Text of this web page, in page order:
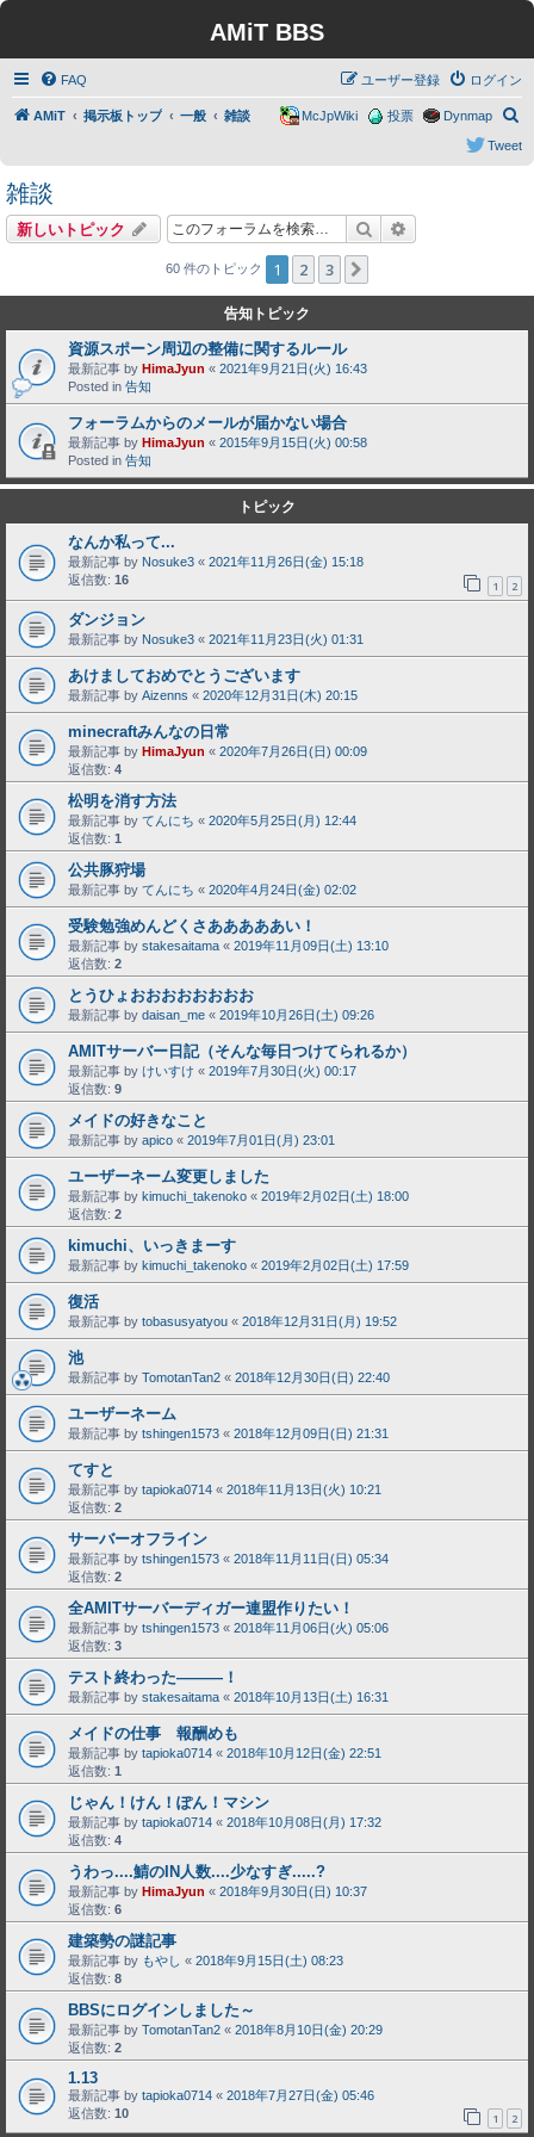
AMiT BBS
FAQ ログイン
ユーザー登録
AMiT 掲示板トップ 一般 雑談
索
Dynmap
投票
McJpWiki
Tweet
雑談
新しいトピック 検索
60 件のトピック 1 2 3
告知トピック
資源スポーン周辺の整備に関するルール
最新記事 by HimaJyun « 2021年9月21日(火) 16:43
Posted in 告知
フォーラムからのメールが届かない場合
最新記事 by HimaJyun « 2015年9月15日(火) 00:58
Posted in 告知
トピック
なんか私って...
最新記事 by Nosuke3 « 2021年11月26日(金) 15:18
返信数: 16 1 2
ダンジョン
最新記事 by Nosuke3 « 2021年11月23日(火) 01:31
あけましておめでとうございます
最新記事 by Aizenns « 2020年12月31日(木) 20:15
minecraftみんなの日常
最新記事 by HimaJyun « 2020年7月26日(日) 00:09
返信数: 4
松明を消す方法
最新記事 by てんにち « 2020年5月25日(月) 12:44
返信数: 1
公共豚狩場
最新記事 by てんにち « 2020年4月24日(金) 02:02
受験勉強めんどくさあああああい！
最新記事 by stakesaitama « 2019年11月09日(土) 13:10
返信数: 2
とうひょおおおおおおおお
最新記事 by daisan_me « 2019年10月26日(土) 09:26
AMITサーバー日記（そんな毎日つけてられるか）
最新記事 by けいすけ « 2019年7月30日(火) 00:17
返信数: 9
メイドの好きなこと
最新記事 by apico « 2019年7月01日(月) 23:01
ユーザーネーム変更しました
最新記事 by kimuchi_takenoko « 2019年2月02日(土) 18:00
返信数: 2
kimuchi、いっきまーす
最新記事 by kimuchi_takenoko « 2019年2月02日(土) 17:59
復活
最新記事 by tobasusyatyou « 2018年12月31日(月) 19:52
池
最新記事 by TomotanTan2 « 2018年12月30日(日) 22:40
ユーザーネーム
最新記事 by tshingen1573 « 2018年12月09日(日) 21:31
てすと
最新記事 by tapioka0714 « 2018年11月13日(火) 10:21
返信数: 2
サーバーオフライン
最新記事 by tshingen1573 « 2018年11月11日(日) 05:34
返信数: 2
全AMITサーバーディガー連盟作りたい！
最新記事 by tshingen1573 « 2018年11月06日(火) 05:06
返信数: 3
テスト終わった―――！
最新記事 by stakesaitama « 2018年10月13日(土) 16:31
メイドの仕事 報酬めも
最新記事 by tapioka0714 « 2018年10月12日(金) 22:51
返信数: 1
じゃん！けん！ぽん！マシン
最新記事 by tapioka0714 « 2018年10月08日(月) 17:32
返信数: 4
うわっ....鯖のIN人数....少なすぎ.....?
最新記事 by HimaJyun « 2018年9月30日(日) 10:37
返信数: 6
建築勢の謎記事
最新記事 by もやし « 2018年9月15日(土) 08:23
返信数: 8
BBSにログインしました～
最新記事 by TomotanTan2 « 2018年8月10日(金) 20:29
返信数: 2
1.13
最新記事 by tapioka0714 « 2018年7月27日(金) 05:46
返信数: 10 1 2